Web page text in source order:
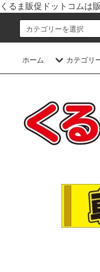
くるま販促ドットコムは
ホーム カテゴリ